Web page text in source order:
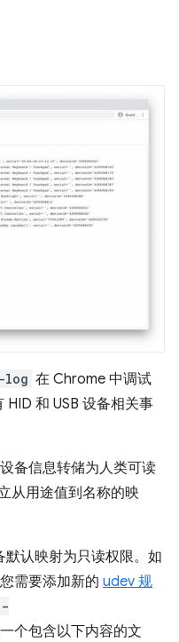
log 在 Chrome 中调试
和 USB 设备相关事
设备信息转储为人类可读
从用途值到名称的映
认映射为只读权限。如
需要添加新的 udev 规
个包含以下内容的文